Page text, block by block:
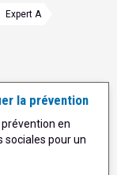
Expert A
la prévention
en
pour un